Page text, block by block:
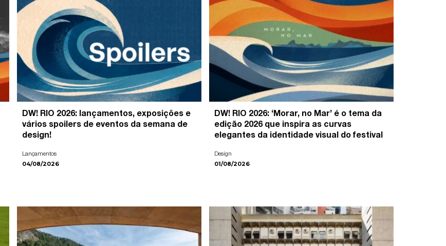
DW! RIO 2026: lançamentos, exposições e
vários spoilers de eventos da semana de
design!
Lançamentos
04/08/2026
DW! RIO 2026: ‘Morar, no Mar’ é o tema da
edição 2026 que inspira as curvas
elegantes da identidade visual do festival
Design
01/08/2026